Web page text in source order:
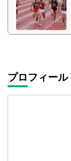
プロフィール